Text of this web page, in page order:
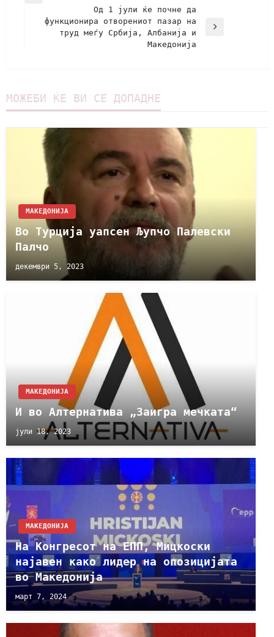
Од 1 јули ќе почне да
функционира отворениот пазар на
труд меѓу Србија, Албанија и
Македонија
МОЖЕБИ ЌЕ ВИ СЕ ДОПАДНЕ
МАКЕДОНИЈА
Во Турција уапсен Љупчо Палевски
Палчо
декември 5, 2023
МАКЕДОНИЈА
И во Алтернатива „Заигра мечката“
јули 18, 2023
МАКЕДОНИЈА
На Конгресот на ЕПП, Мицкоски
најавен како лидер на опозицијата
во Македонија
март 7, 2024